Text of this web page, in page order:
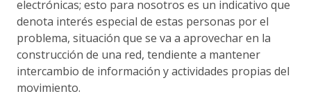
electrónicas; esto para nosotros es un indicativo que
denota interés especial de estas personas por el
problema, situación que se va a aprovechar en la
construcción de una red, tendiente a mantener
intercambio de información y actividades propias del
movimiento.